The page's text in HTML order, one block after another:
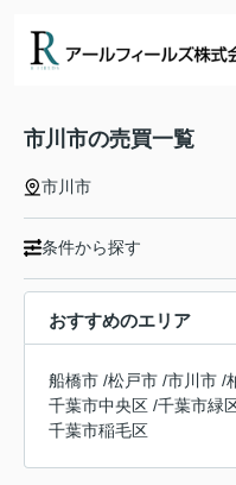
市川市の売買一覧
市川市
条件から探す
おすすめのエリア
船橋市 /松戸市 /市川市 /
千葉市中央区 /千葉市緑
千葉市稲毛区